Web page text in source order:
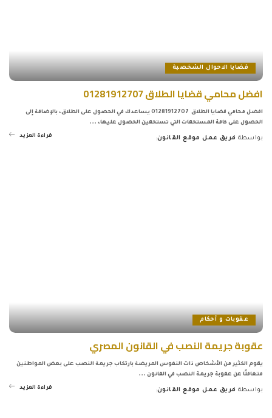
قضايا الاحوال الشخصية
افضل محامي قضايا الطلاق 01281912707
افضل محامي قضايا الطلاق 01281912707 يساعدك في الحصول على الطلاق، بالإضافة إلى
الحصول على كافة المستحقات التي تستحقين الحصول عليها، ...
Posted
بواسطة فريق عمل موقع القانون قراءة المزيد
عقوبات و أحكام
عقوبة جريمة النصب في القانون المصري
يقوم الكثير من الأشخاص ذات النفوس المريضة بارتكاب جريمة النصب على بعض المواطنين
متغافلًا عن عقوبة جريمة النصب في القانون ...
بواسطة فريق عمل موقع القانون قراءة المزيد